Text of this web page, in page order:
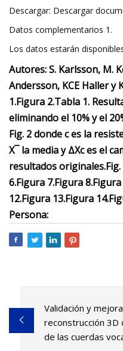
Descargar: Descargar
Datos complementarios 1.
Los datos estarán
Autores: S. Karlsson, M.
Andersson, KCE Haller y
1.Figura 2.Tabla 1.
eliminando el 10% y el
Fig. 2 donde c es la
X¯ la media y ΔXc es el
resultados originales.Fig.
6.Figura 7.Figura 8.Figura
12.Figura 13.Figura 14.
Persona:
Validación y
reconstrucción 3D
de las cuerdas